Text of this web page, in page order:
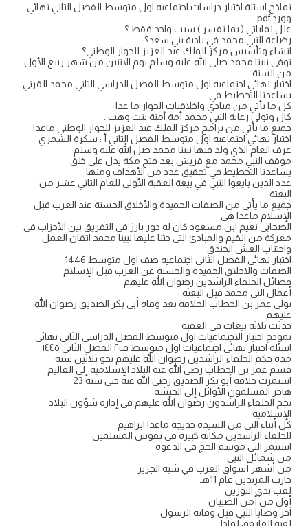
نماذج اسئلة اختبار دراسات اجتماعيه اول متوسط الفصل الثاني نهائي
وورد pdf
علل نماياتي ( بما تفسر ) سبب واحد فقط ؟
رضاعة النبي محمد في بادية بني سعد؟
انشاء وتأسيس مركز الملك عبد العزيز للحوار الوطني؟
توفى نبينا محمد صلى الله عليه وسلم يوم الاثنين من شهر ربيع الأول
من السنة
اختبار نهائي اجتماعيه اول متوسط الفصل الدراسي الثاني محمد القرني
يساعدنا التخطيط في
كل ما يأتي من مبادي واخلاقيات الحوار ما عدا
كال وتولى رعاية النبي محمد أمة آمنة بنت وهب .
جميع ما يأتي من برامج مركز الملك عبد العزيز للحوار الوطني ماعدا
اختبار نهائي اجتماعيه اول متوسط الفصل الثاني أ : سكرة الشمري
عرف العام الذي ولد فيها نبينا محمد صل الله عليه وسلم
موقف النبي محمد مع قريش بعد فتح مكة يدل على خلق
يساعدنا التخطيط في تحقيق عدد من الأهداف ومنها
عدد الذين بايعوا النبي في بيعة العقبة الأولى للعام الثاني عشر من
البعثة
جميع ما يأتي من الصفات الحميدة والأخلاق الحسنة عند العرب قبل
الإسلام ماعدا هي
الصحابي نعيم ابن مسعود كان له دور بارز في التفريق بين الأحزاب في
معركة من القيم والمبادئ التي حثنا عليها نبينا محمد اتقان العمل
واجتناب الغش الخندق
اختبار نهائي الفصل الثاني اجتماعيه صف اول متوسط 1446
الصفات والاخلاق الحميدة والحسنة عن العرب قبل الإسلام
فضائل الخلفاء الراشدین رضوان الله عليهم
أعمال التي محمد قبل البعثة :
تولى عمر بن الخطاب الخلافة بعد وفاة أبي بكر الصديق رضوان الله
عليهم
حدثت ثلاثة بيعات في العقبة
نموذج اختبار الاجتماعيات اول متوسط الفصل الدراسي الثاني نهائي
اسئلة اختبار نهائي اجتماعيات اول متوسط ف٢ الفصل الثاني ١٤٤٥
مدة حكم الخلفاء الراشدين رضوان الله عليهم نحو ثلاثين سنة
قسم عمر بن الخطاب رضي الله عنه البلاد الإسلامية إلى القاليم
استمرت خلافة أبو بكر الصديق رضي الله عنه حتى سنة 23
هاجر المسلمون الأوائل إلى الحبشة
نجح الخلفاء الراشدون رضوان الله عليهم في إدارة شؤون البلاد
الإسلامية
كل أبناء التي من السيدة خديجة ماعدا ابراهيم
للخلفاء الراشدين مكانة كبيرة في نفوس المسلمين
استثمر التي موسم الحج في الدعوة
من شمائل النبي
من أشهر أسواق العرب في شبة الجزير
حارب المرتدين عام 11هـ
لقب بذي النورين
أول من أمن الصبيان
آخر وصايا النبي قبل وفاته الرسول
لقبه الفاروق لماذا